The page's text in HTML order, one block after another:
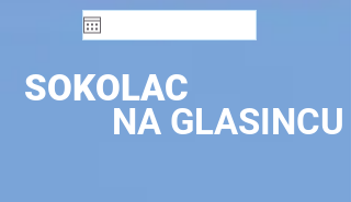
SOKOLAC
NA GLASINCU